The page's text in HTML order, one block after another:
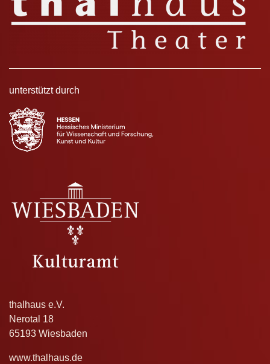
unterstützt durch
thalhaus e.V.
Nerotal 18
65193 Wiesbaden
www.thalhaus.de